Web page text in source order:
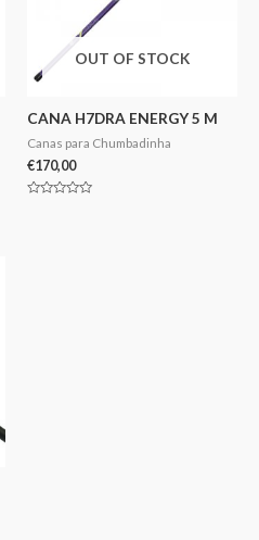
OUT OF STOCK
CANA H7DRA ENERGY 5 M
Canas para Chumbadinha
€170,00